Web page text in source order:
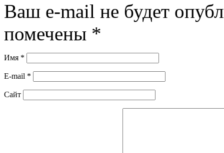
Ваш e-mail не будет
помечены *
Имя *
E-mail *
Сайт